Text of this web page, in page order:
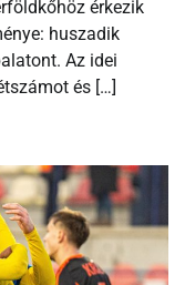
érkezik
huszadik
Az idei
és […]